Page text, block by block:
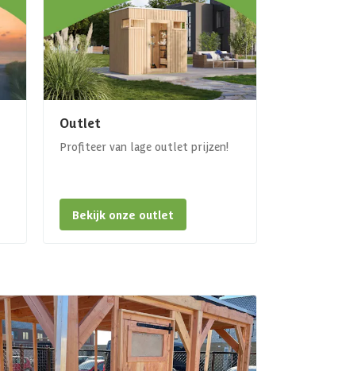
Outlet
Profiteer van lage outlet prijzen!
Bekijk onze outlet